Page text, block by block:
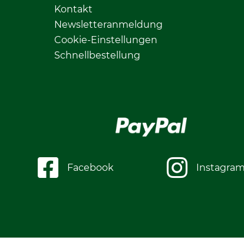
Kontakt
Newsletteranmeldung
Cookie-Einstellungen
Schnellbestellung
Facebook Instagram